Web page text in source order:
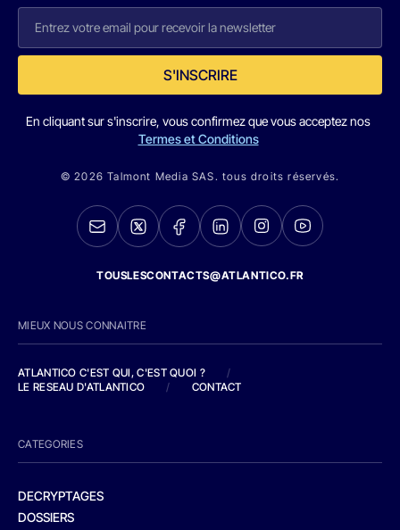
S'INSCRIRE
En cliquant sur s'inscrire, vous confirmez que vous acceptez nos
Termes et Conditions
© 2026 Talmont Media SAS. tous droits réservés.
TOUSLESCONTACTS@ATLANTICO.FR
MIEUX NOUS CONNAITRE
ATLANTICO C'EST QUI, C'EST QUOI ?
/
LE RESEAU D'ATLANTICO
/ CONTACT
CATEGORIES
DECRYPTAGES
DOSSIERS